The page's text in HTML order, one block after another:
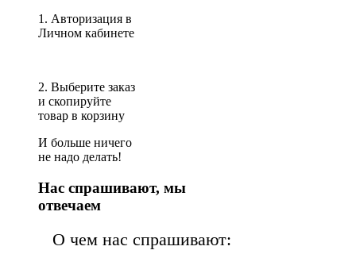
1. Авторизация в
Личном кабинете
2. Выберите заказ
и скопируйте
товар в корзину
И больше ничего
не надо делать!
Нас спрашивают, мы
отвечаем
О чем нас спрашивают: